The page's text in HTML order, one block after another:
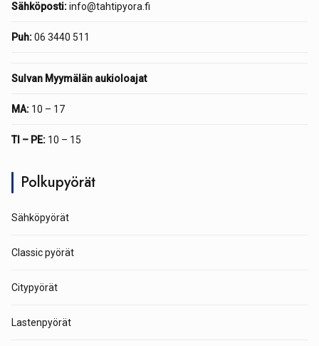
Sähköposti:info@tahtipyora.fi
Puh:06 3440 511
Sulvan Myymälän aukioloajat
MA: 10 – 17
TI – PE: 10 – 15
Polkupyörät
Sähköpyörät
Classic pyörät
Citypyörät
Lastenpyörät